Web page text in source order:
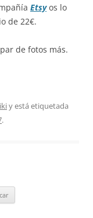
Etsyos lo
de 22€.
de fotos más.
y está etiquetada
.